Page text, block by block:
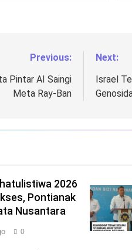
Previous:
Pintar AI Saingi
Meta Ray-Ban
Next:
Israel
2026
Pontianak
Nusantara
0